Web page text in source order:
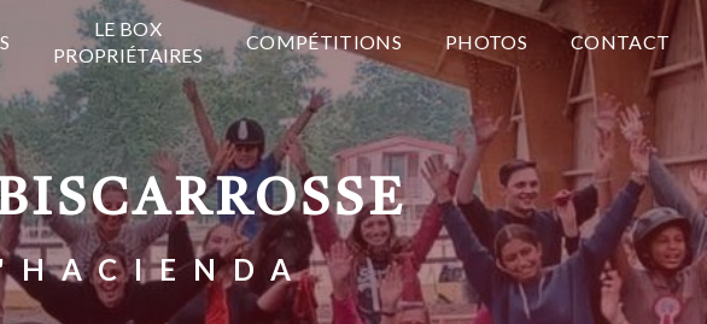
LE BOX
PROPRIÉTAIRES
COMPÉTITIONS PHOTOS CONTACT